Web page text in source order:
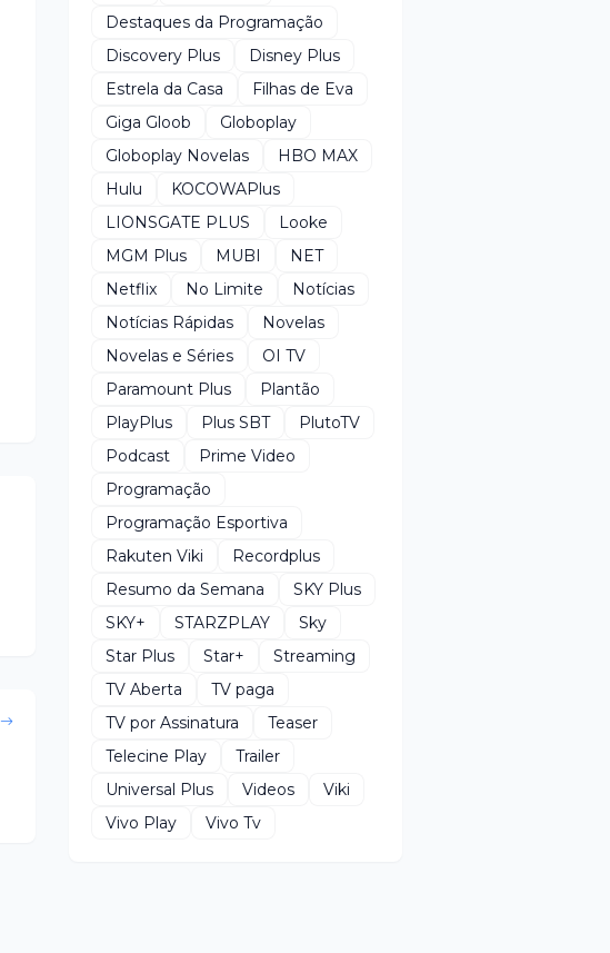
Destaques da Programação
Discovery Plus
Disney Plus
Estrela da Casa
Filhas de Eva
Giga Gloob
Globoplay
Globoplay Novelas
HBO MAX
Hulu
KOCOWAPlus
LIONSGATE PLUS
Looke
MGM Plus
MUBI
NET
Netflix
No Limite
Notícias
Notícias Rápidas
Novelas
Novelas e Séries
OI TV
Paramount Plus
Plantão
PlayPlus
Plus SBT
PlutoTV
Podcast
Prime Video
Programação
Programação Esportiva
Rakuten Viki
Recordplus
Resumo da Semana
SKY Plus
SKY+
STARZPLAY
Sky
Star Plus
Star+
Streaming
TV Aberta
TV paga
TV por Assinatura
Teaser
Telecine Play
Trailer
Universal Plus
Videos
Viki
Vivo Play
Vivo Tv